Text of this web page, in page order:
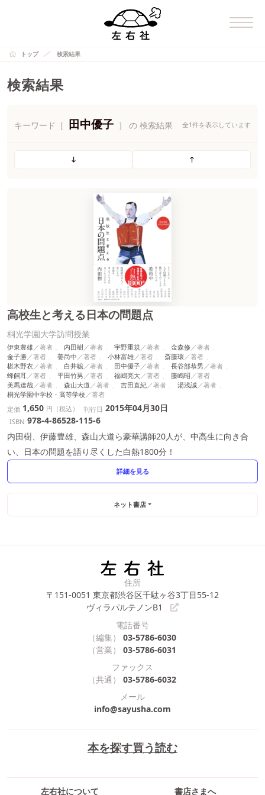
トップ 検索結果
検索結果
キーワード［ 田中優子 ］ の 検索結果 全1件を表示しています
高校生と考える日本の問題点
桐光学園大学訪問授業
伊東豊雄 内田樹 宇野重規
金森修
金子勝
姜尚中 小林富雄
斎藤環
椹木野衣
白井聡 田中優子
長谷部恭男
蜂飼耳
平田竹男 福嶋亮大
藤嶋昭
美馬達哉
森山大道 吉田直紀
湯浅誠
桐光学園中学校・高等学校
定価 1,650 円（税込） 刊行日 2015年04月30日
ISBN 978-4-86528-115-6
内田樹、伊藤豊雄、森山大道ら豪華講師20人が、中高生に向き合
い、日本の問題を語り尽くした白熱1800分！
詳細を見る
ネット書店
本を探す買う読む
左右社について 書店さまへ
住所
〒151-0051 東京都渋谷区千駄ヶ谷3丁目55-12
ヴィラパルテノンB1
電話番号
（編集）
03-5786-6030
（営業）
03-5786-6031
ファックス
（共通）
03-5786-6032
メール
info@sayusha.com